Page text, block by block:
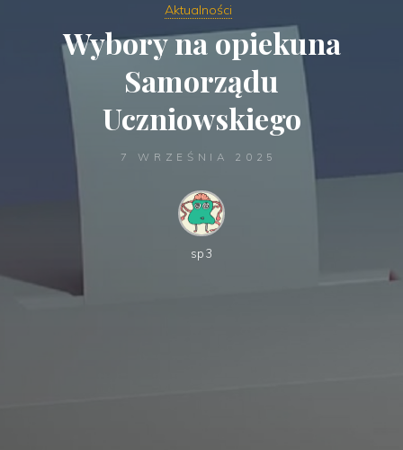
Aktualności
Wybory na opiekuna
Samorządu
Uczniowskiego
7 WRZEŚNIA 2025
sp3